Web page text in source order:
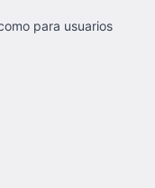
para usuarios